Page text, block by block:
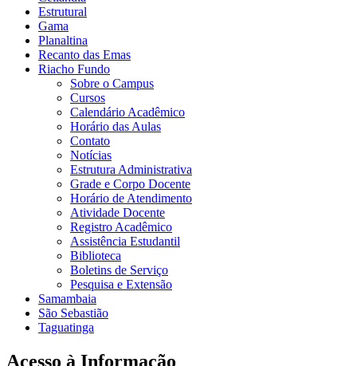
Estrutural
Gama
Planaltina
Recanto das Emas
Riacho Fundo
Sobre o Campus
Cursos
Calendário Acadêmico
Horário das Aulas
Contato
Notícias
Estrutura Administrativa
Grade e Corpo Docente
Horário de Atendimento
Atividade Docente
Registro Acadêmico
Assistência Estudantil
Biblioteca
Boletins de Serviço
Pesquisa e Extensão
Samambaia
São Sebastião
Taguatinga
Acesso à Informação